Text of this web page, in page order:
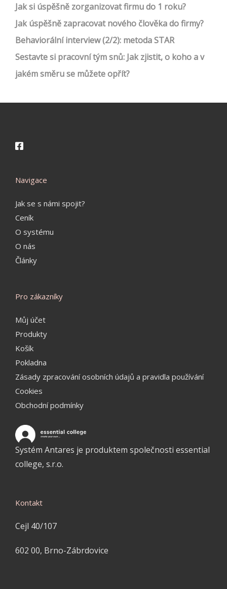
Jak si úspěšně zorganizovat firmu do 1 roku?
Jak úspěšně zapracovat nového člověka do firmy?
Behaviorální interview (2/2): metoda STAR
Sestavte si pracovní tým snů: Jak zjistit, o koho a v
jakém směru se můžete opřít?
Navigace
Jak se s námi spojit?
Ceník
O systému
O nás
Články
Pro zákazníky
Můj účet
Produkty
Košík
Pokladna
Zásady zpracování osobních údajů a pravidla používání
Cookies
Obchodní podmínky
Systém Antares je produktem společnosti essential
college, s.r.o.
Kontakt
Cejl 40/107
602 00, Brno-Zábrdovice